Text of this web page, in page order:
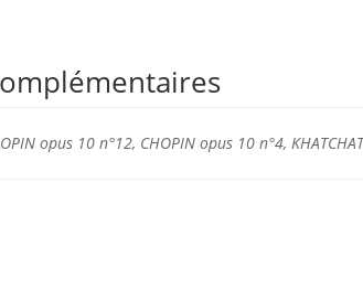
opus 10 n°12, CHOPIN opus 10 n°4,